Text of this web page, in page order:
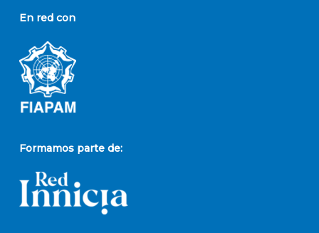
En red con
Formamos parte de: